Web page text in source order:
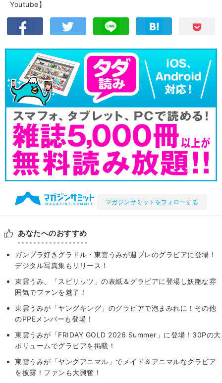
Youtube】
マガジンサミットをフォローする
あなたへのおすすめ
ガンプラ好きグラドル・東雲うみが週プレのグラビアに登場！
デジタル写真集もリリース！
東雲うみ、「スピリッツ」の表紙＆グラビアに登場し妖艶な雰
囲気でファンを魅了！
東雲うみが「ヤングキング」のグラビアで泡まみれに！その他
のPPEメンバーも登場！
東雲うみが「FRIDAY GOLD 2026 Summer」に登場！30Pの大
ボリュームでグラビアを掲載！
東雲うみが「ヤングアニマル」でメイド＆アニマルなグラビア
を披露！ファンも大興奮！